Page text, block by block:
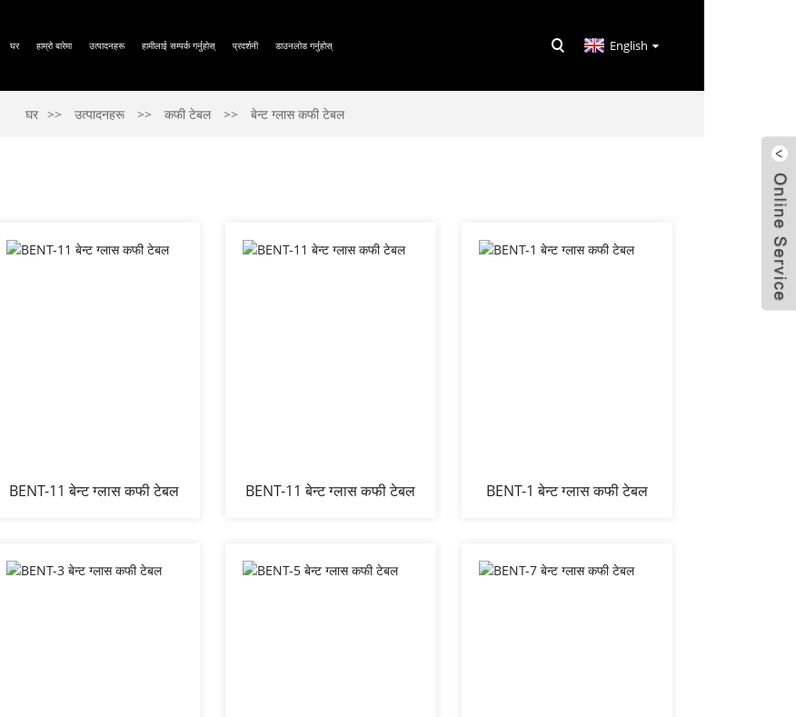
घर हाम्रो बारेमा उत्पादनहरू हामीलाई सम्पर्क गर्नुहोस् प्रदर्शनी डाउनलोड गर्नुहोस् English
घर उत्पादनहरू कफी टेबल बेन्ट ग्लास कफी टेबल
BENT-11 बेन्ट ग्लास कफी टेबल BENT-11 बेन्ट ग्लास कफी टेबल BENT-1 बेन्ट ग्लास कफी टेबल